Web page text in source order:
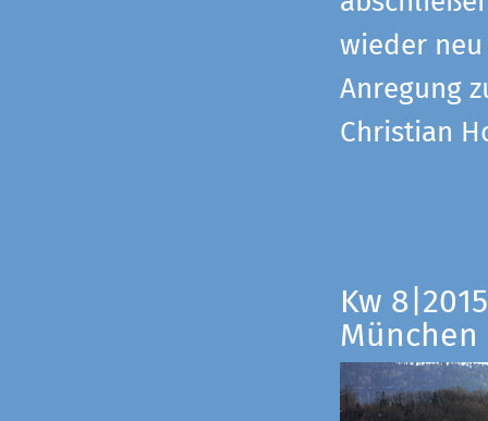
wieder
Anregung
Christian
Kw
München